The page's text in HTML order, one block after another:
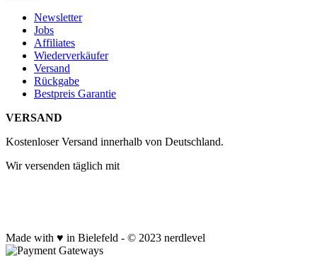
Newsletter
Jobs
Affiliates
Wiederverkäufer
Versand
Rückgabe
Bestpreis Garantie
VERSAND
Kostenloser Versand innerhalb von Deutschland.
Wir versenden täglich mit
Made with ♥ in Bielefeld - © 2023 nerdlevel